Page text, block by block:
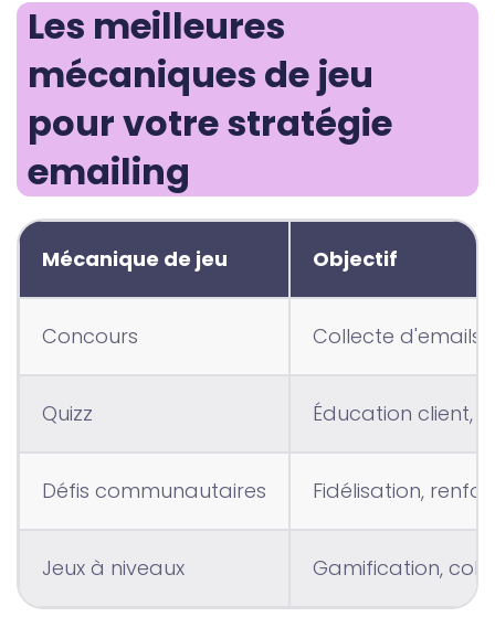
Les meilleures
mécaniques de jeu
pour votre stratégie
emailing
Mécanique de jeu Objectif
Concours Collecte d'emails,
Quizz Éducation client,
Défis communautaires Fidélisation,
Jeux à niveaux Gamification,